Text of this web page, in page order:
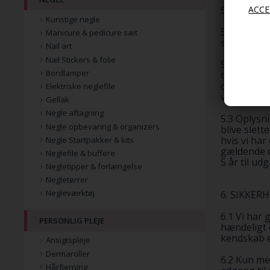
5.
5.1
siden i 2 år.
5.2
trækkes
det er
vi kan
5.3
blive
hvis vi
gældende
5 år til
6.
6.1 Vi har
hændeligt
kendskab
6.2 Kun
Kunstige negle
Manicure & pedicure sæt
Nail art
Nail Stickers & folie
Bordlamper
Elektriske neglefile
Gellak
Negle aftagning
Negle opbevaring & organizers
Negle Startpakker & kits
Neglefile & buffere
Negletipper & forlængelse
Negletørrer
Negleværktøj
PERSONLIG PLEJE
Ansigtspleje
Dermaroller
Hårfjerning